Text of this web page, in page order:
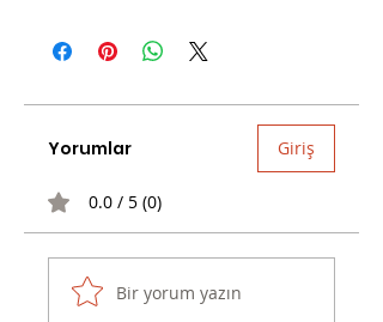
Yorumlar Giriş
0.0 / 5 (0)
Bir yorum yazın